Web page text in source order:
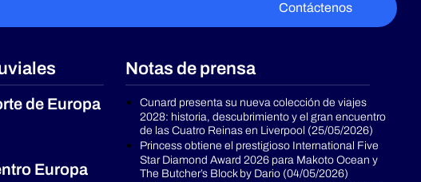
Contáctenos
de Europa
Europa
Notas de prensa
Cunard presenta su nueva colección de viajes
2028: historia, descubrimiento y el gran encuentro
de las Cuatro Reinas en Liverpool (25/05/2026)
Princess obtiene el prestigioso International Five
Star Diamond Award 2026 para Makoto Ocean y
The Butcher’s Block by Dario (04/05/2026)